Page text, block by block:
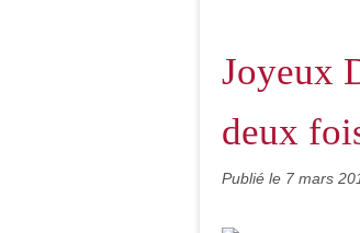
Joyeux
deux
Publié le 7 mars